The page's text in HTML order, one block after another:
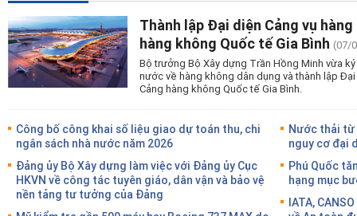
Thành lập Đại diện Cảng vụ
hàng không Quốc tế Gia Bình (07/
Bộ trưởng Bộ Xây dựng Trần Hồng Minh vừa
nước về hàng không dân dụng và thành lập
Cảng hàng không Quốc tế Gia Bình.
Công bố công khai số liệu giao dự toán thu, chi
ngân sách nhà nước năm 2026
Đảng ủy Bộ Xây dựng làm việc với Đảng ủy Cục
HKVN về công tác tuyên giáo, dân vận và bảo vệ
nền tảng tư tưởng của Đảng
Nước thải từ
nguy cơ đại
Phú Quốc
hạng mục
IATA,